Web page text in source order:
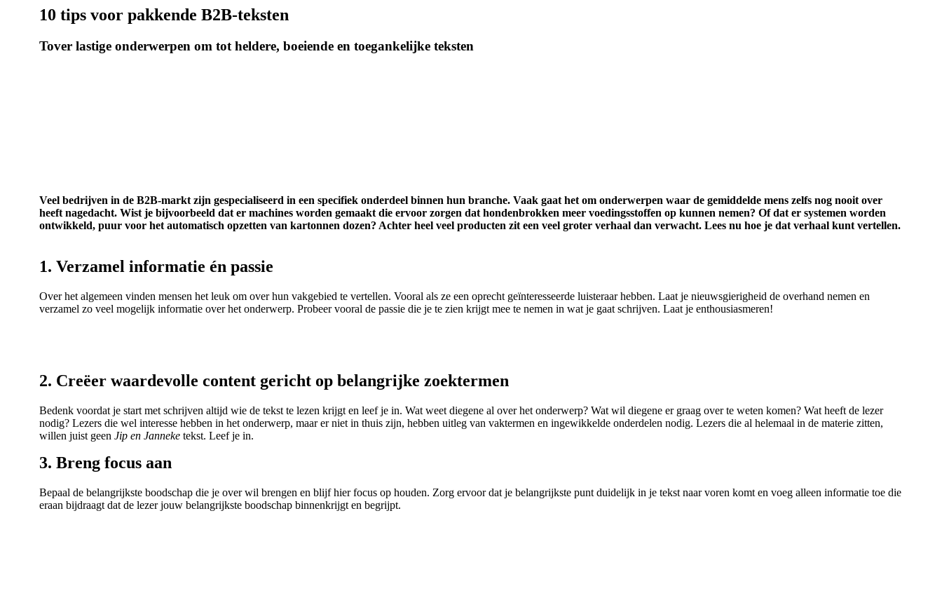
10 tips voor pakkende B2B-teksten
Tover lastige onderwerpen om tot heldere, boeiende en toegankelijke teksten
Veel bedrijven in de B2B-markt zijn gespecialiseerd in een specifiek onderdeel binnen hun branche. Vaak gaat het om onderwerpen waar de gemiddelde mens zelfs nog nooit over
heeft nagedacht. Wist je bijvoorbeeld dat er machines worden gemaakt die ervoor zorgen dat hondenbrokken meer voedingsstoffen op kunnen nemen? Of dat er systemen worden
ontwikkeld, puur voor het automatisch opzetten van kartonnen dozen? Achter heel veel producten zit een veel groter verhaal dan verwacht. Lees nu hoe je dat verhaal kunt vertellen.
1. Verzamel informatie én passie
Over het algemeen vinden mensen het leuk om over hun vakgebied te vertellen. Vooral als ze een oprecht geïnteresseerde luisteraar hebben. Laat je nieuwsgierigheid de overhand nemen en
verzamel zo veel mogelijk informatie over het onderwerp. Probeer vooral de passie die je te zien krijgt mee te nemen in wat je gaat schrijven. Laat je enthousiasmeren!
2. Creëer waardevolle content gericht op belangrijke zoektermen
Bedenk voordat je start met schrijven altijd wie de tekst te lezen krijgt en leef je in. Wat weet diegene al over het onderwerp? Wat wil diegene er graag over te weten komen? Wat heeft de lezer
nodig? Lezers die wel interesse hebben in het onderwerp, maar er niet in thuis zijn, hebben uitleg van vaktermen en ingewikkelde onderdelen nodig. Lezers die al helemaal in de materie zitten,
willen juist geen Jip en Janneke tekst. Leef je in.
3. Breng focus aan
Bepaal de belangrijkste boodschap die je over wil brengen en blijf hier focus op houden. Zorg ervoor dat je belangrijkste punt duidelijk in je tekst naar voren komt en voeg alleen informatie toe die
eraan bijdraagt dat de lezer jouw belangrijkste boodschap binnenkrijgt en begrijpt.